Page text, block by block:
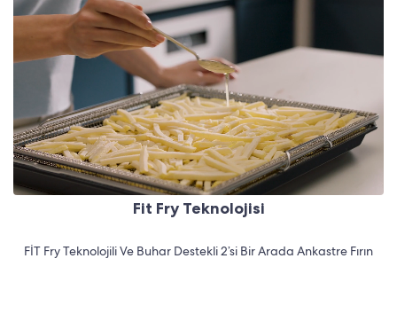
Fit Fry Teknolojisi
FİT Fry Teknolojili Ve Buhar Destekli 2’si Bir Arada Ankastre Fırın